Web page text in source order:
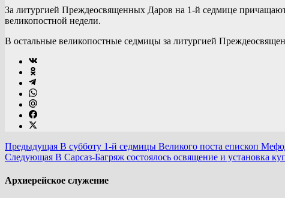
За литургией Преждеосвященных Даров на 1-й седмице
великопостной недели.
В остальные великопостные седмицы за литургией
Предыдущая В субботу 1-й седмицы Великого поста епископ
Следующая В Сарсаз-Багряж состоялось освящение и установка
Архиерейское служение